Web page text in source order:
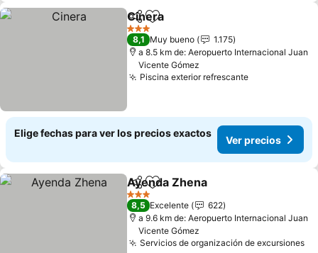
CompartirAgregar a favoritos
Cinera
3 Estrellas
8,1 Muy bueno
1.175
a 8.5 km de: Aeropuerto Internacional Juan
Vicente Gómez
Piscina exterior refrescanteVer precios
Elige fechas para ver los precios exactos
Ver precios
CompartirAgregar a favoritos
Ayenda Zhena
3 Estrellas
8,5 Excelente
622
a 9.6 km de: Aeropuerto Internacional Juan
Vicente Gómez
Servicios de organización de excursiones